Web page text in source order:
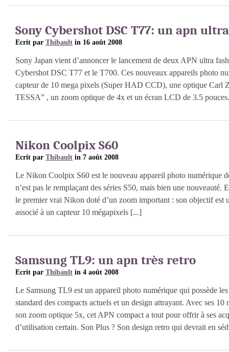
Sony Cybershot DSC T77: un apn
Ecrit par Thibault in 16 août 2008
Sony Japan vient d’annoncer le lancement de deux APN ultra
Cybershot DSC T77 et le T700. Ces nouveaux appareils photo
capteur de 10 mega pixels (Super HAD CCD), une optique Carl
TESSA” , un zoom optique de 4x et un écran LCD de 3.5 pouces.
Nikon Coolpix S60
Ecrit par Thibault in 7 août 2008
Le Nikon Coolpix S60 est le nouveau appareil photo numérique
n’est pas le remplaçant des séries S50, mais bien une nouveauté.
le premier vrai Nikon doté d’un zoom important : son objectif est
associé à un capteur 10 mégapixels [...]
Samsung TL9: un apn très retro
Ecrit par Thibault in 4 août 2008
Le Samsung TL9 est un appareil photo numérique qui possède
standard des compacts actuels et un design attrayant. Avec ses
son zoom optique 5x, cet APN compact a tout pour offrir à ses
d’utilisation certain. Son Plus ? Son design retro qui devrait en